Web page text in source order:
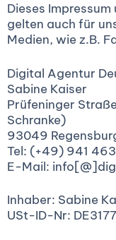
Dieses
gelten auch für
Medien, wie z.B.
Digital Agentur
Sabine Kaiser
Prüfeninger
Schranke)
93049
Tel: (+49) 941
E-Mail:
Inhaber: Sabine
USt-ID-Nr: